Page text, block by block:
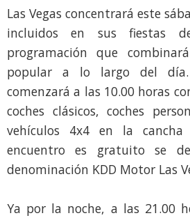
Las Vegas concentrará este
incluidos en sus fiestas
programación que
popular a lo largo del
comenzará a las 10.00 horas
coches clásicos, coches
vehículos 4x4 en la cancha
encuentro es gratuito se
denominación KDD Motor Las
Ya por la noche, a las 21.00